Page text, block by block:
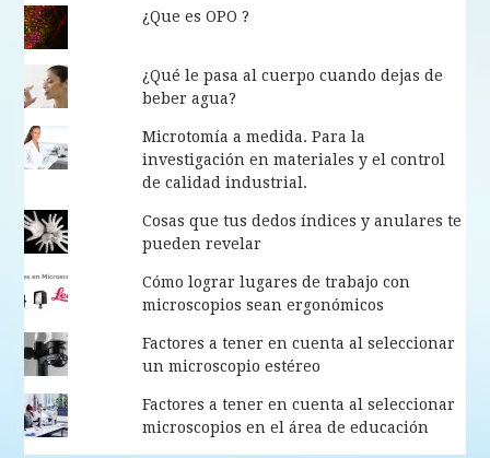
¿Que es OPO ?
¿Qué le pasa al cuerpo cuando dejas de
beber agua?
Microtomía a medida. Para la
investigación en materiales y el control
de calidad industrial.
Cosas que tus dedos índices y anulares te
pueden revelar
Cómo lograr lugares de trabajo con
microscopios sean ergonómicos
Factores a tener en cuenta al seleccionar
un microscopio estéreo
Factores a tener en cuenta al seleccionar
microscopios en el área de educación